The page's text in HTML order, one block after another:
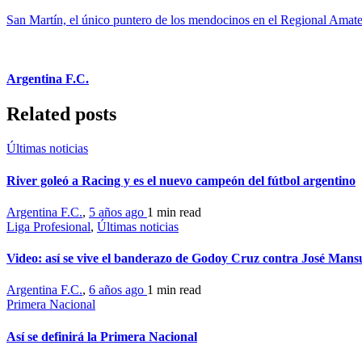
San Martín, el único puntero de los mendocinos en el Regional
Argentina F.C.
Related posts
Últimas noticias
River goleó a Racing y es el nuevo campeón del fútbol argentino
Argentina F.C., 5 años ago 1 min read
Liga Profesional, Últimas noticias
Video: así se vive el banderazo de Godoy Cruz contra José
Argentina F.C., 6 años ago 1 min read
Primera Nacional
Así se definirá la Primera Nacional